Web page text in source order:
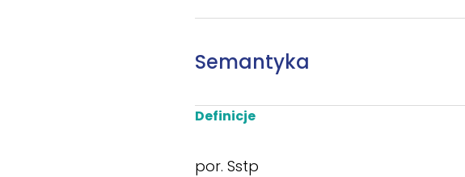
Semantyka
Definicje
por. Sstp